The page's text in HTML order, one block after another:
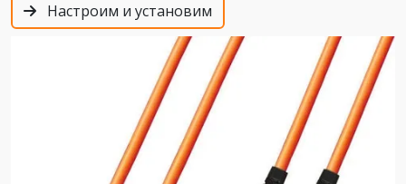
Настроим и установим